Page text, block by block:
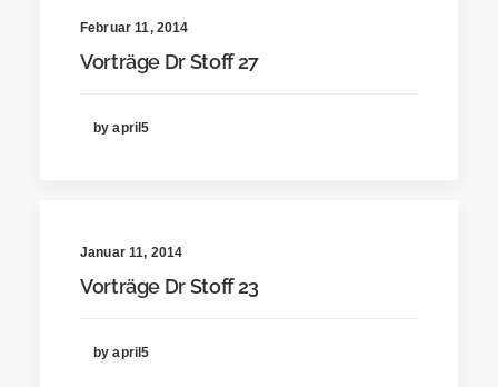
Februar 11, 2014
Vorträge Dr Stoff 27
by april5
Januar 11, 2014
Vorträge Dr Stoff 23
by april5